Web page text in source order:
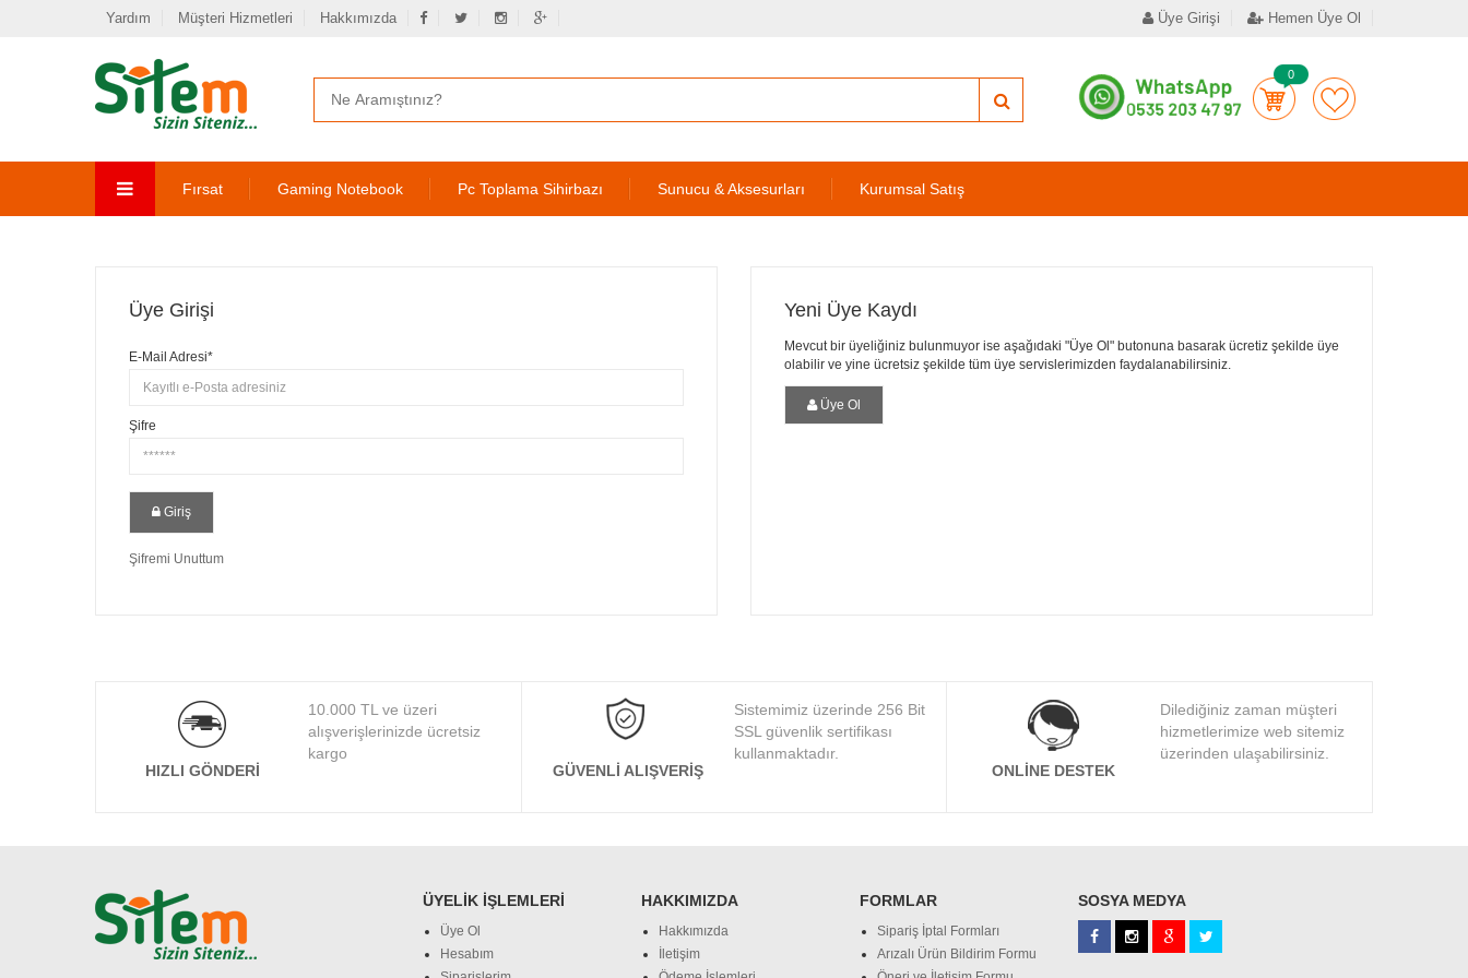
Yardım Müşteri Hizmetleri Hakkımızda Üye Girişi Hemen Üye Ol
0
Fırsat Gaming Notebook Pc Toplama Sihirbazı Sunucu & Aksesurları Kurumsal Satış
Üye Girişi
E-Mail Adresi*
Şifre
Giriş
Şifremi Unuttum
Yeni Üye Kaydı
Mevcut bir üyeliğiniz bulunmuyor ise aşağıdaki "Üye Ol" butonuna basarak ücretiz şekilde üye
olabilir ve yine ücretsiz şekilde tüm üye servislerimizden faydalanabilirsiniz.
Üye Ol
HIZLI GÖNDERI
10.000 TL ve üzeri
alışverişlerinizde ücretsiz
kargo
GÜVENLI ALIŞVERIŞ
Sistemimiz üzerinde 256 Bit
SSL güvenlik sertifikası
kullanmaktadır.
ONLINE DESTEK
Dilediğiniz zaman müşteri
hizmetlerimize web sitemiz
üzerinden ulaşabilirsiniz.
ÜYELIK İŞLEMLERI
Üye Ol
Hesabım
HAKKIMIZDA
Hakkımızda
İletişim
FORMLAR
Sipariş İptal Formları
Arızalı Ürün Bildirim Formu
SOSYA MEDYA